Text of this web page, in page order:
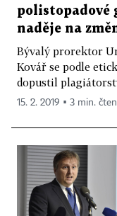
polistopadové
naděje na
Bývalý prorektor
Kovář se podle
dopustil
15. 2. 2019 ▪ 3 min.